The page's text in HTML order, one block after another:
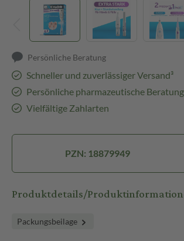
Persönliche Beratung
Schneller und zuverlässiger Versand³
Persönliche pharmazeutische Beratung
Vielfältige Zahlarten
PZN: 18879949
Produktdetails/
Packungsbeilage